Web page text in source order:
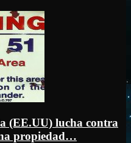
(EE.UU) lucha contra
propiedad…